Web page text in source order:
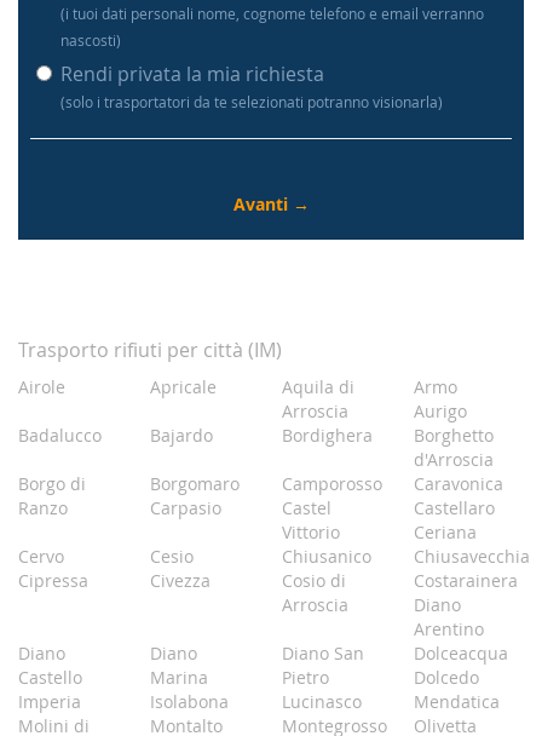
(i tuoi dati personali nome, cognome telefono e email verranno
nascosti)
Rendi privata la mia richiesta
(solo i trasportatori da te selezionati potranno visionarla)
Trasporto rifiuti per città (IM)
Airole Apricale
Aquila di
Arroscia
Armo
Aurigo
Badalucco
Bajardo Bordighera
Borghetto
d'Arroscia
Borgo di
Ranzo
Borgomaro Camporosso
Caravonica
Carpasio
Castel
Vittorio
Castellaro
Ceriana
Cervo
Cesio Chiusanico
Chiusavecchia
Cipressa
Civezza
Cosio di
Arroscia
Costarainera
Diano
Arentino
Diano
Castello
Diano
Marina
Diano San
Pietro
Dolceacqua
Dolcedo
Imperia
Isolabona Lucinasco
Mendatica
Molini di
Montalto Montegrosso Olivetta